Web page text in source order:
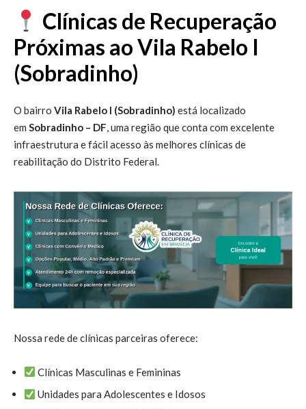
Clínicas de Recuperação
Próximas ao Vila Rabelo I
(Sobradinho)
O bairro Vila Rabelo I (Sobradinho) está localizado
em Sobradinho – DF, uma região que conta com excelente
infraestrutura e fácil acesso às melhores clínicas de
reabilitação do Distrito Federal.
Nossa rede de clínicas parceiras oferece:
Clínicas Masculinas e Femininas
Unidades para Adolescentes e Idosos